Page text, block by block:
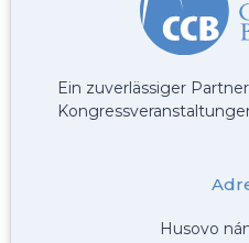
Ein zuverlässiger
Husovo